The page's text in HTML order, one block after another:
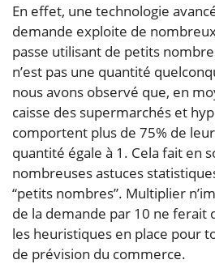
En effet, une technologie
demande exploite de
passe utilisant de petits
n’est pas une quantité
nous avons observé que, en
caisse des supermarchés et
comportent plus de 75% de
quantité égale à 1. Cela fait en
nombreuses astuces
“petits nombres”. Multiplier
de la demande par 10 ne ferait
les heuristiques en place pour
de prévision du commerce.